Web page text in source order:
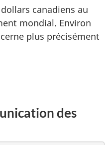
canadiens au
mondial. Environ
plus précisément
des